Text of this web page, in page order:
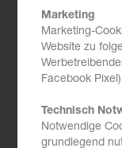
Diskussion
Ein Fall aus
rechtzeitige/
Marketing
Marketing-
Website zu
Facebook Pixel)
Technisch
Notwendige
grundlegend